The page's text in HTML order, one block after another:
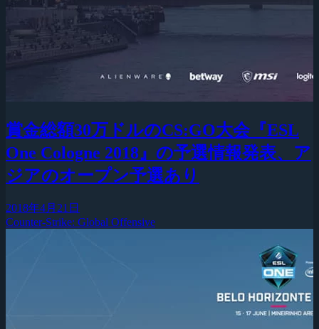
賞金総額30万ドルのCS:GO大会『ESL
One Cologne 2018』の予選情報発表、ア
ジアのオープン予選あり
2018年4月21日
Counter-Strike: Global Offensive